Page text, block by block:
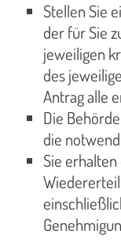
Stellen Sie
der für Sie
jeweiligen
des
Antrag alle
Die
die
Sie